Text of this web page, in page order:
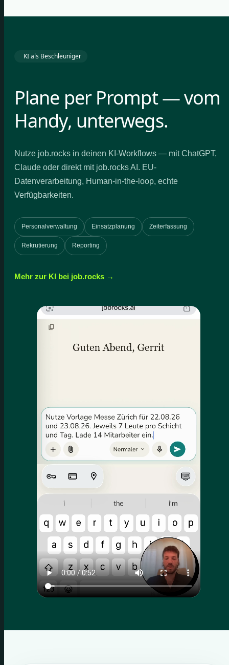
KI als Beschleuniger
Plane per Prompt — vom
Handy, unterwegs.
Nutze job.rocks in deinen KI-Workflows — mit ChatGPT,
Claude oder direkt mit job.rocks AI. EU-
Datenverarbeitung, Human-in-the-loop, echte
Verfügbarkeiten.
Personalverwaltung Einsatzplanung Zeiterfassung
Rekrutierung Reporting
Mehr zur KI bei job.rocks →